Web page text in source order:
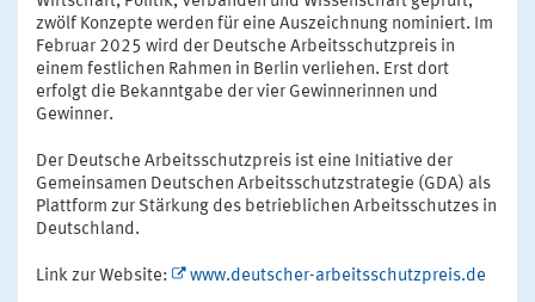
zwölf Konzepte werden für eine Auszeichnung nominiert. Im
Februar 2025 wird der Deutsche Arbeitsschutzpreis in
einem festlichen Rahmen in Berlin verliehen. Erst dort
erfolgt die Bekanntgabe der vier Gewinnerinnen und
Gewinner.
Der Deutsche Arbeitsschutzpreis ist eine Initiative der
Gemeinsamen Deutschen Arbeitsschutzstrategie (GDA) als
Plattform zur Stärkung des betrieblichen Arbeitsschutzes in
Deutschland.
Link zur Website: www.deutscher-arbeitsschutzpreis.de